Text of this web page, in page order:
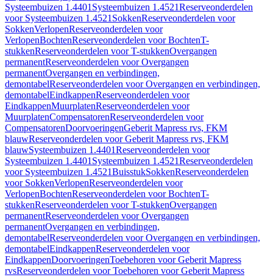
Systeembuizen 1.4401 Systeembuizen 1.4521Reserveonderdelen
voor Systeembuizen 1.4521 SokkenReserveonderdelen voor
SokkenVerlopenReserveonderdelen voor
VerlopenBochtenReserveonderdelen voor BochtenT-
stukkenReserveonderdelen voor T-stukkenOvergangen
permanentReserveonderdelen voor Overgangen
permanentOvergangen en verbindingen,
demontabelReserveonderdelen voor Overgangen en verbindingen,
demontabelEindkappenReserveonderdelen voor
EindkappenMuurplatenReserveonderdelen voor
MuurplatenCompensatorenReserveonderdelen voor
CompensatorenDoorvoeringenGeberit Mapress rvs, FKM
blauwReserveonderdelen voor Geberit Mapress rvs, FKM
blauwSysteembuizen 1.4401Reserveonderdelen voor
Systeembuizen 1.4401 Systeembuizen 1.4521Reserveonderdelen
voor Systeembuizen 1.4521BuisstukSokkenReserveonderdelen
voor SokkenVerlopenReserveonderdelen voor
VerlopenBochtenReserveonderdelen voor BochtenT-
stukkenReserveonderdelen voor T-stukkenOvergangen
permanentReserveonderdelen voor Overgangen
permanentOvergangen en verbindingen,
demontabelReserveonderdelen voor Overgangen en verbindingen,
demontabelEindkappenReserveonderdelen voor
EindkappenDoorvoeringenToebehoren voor Geberit Mapress
rvsReserveonderdelen voor Toebehoren voor Geberit Mapress